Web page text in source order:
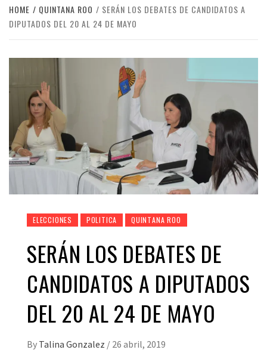
HOME QUINTANA ROO
SERÁN LOS DEBATES DE CANDIDATOS A
DIPUTADOS DEL 20 AL 24 DE MAYO
ELECCIONES POLITICA QUINTANA ROO
SERÁN LOS DEBATES DE
CANDIDATOS A DIPUTADOS
DEL 20 AL 24 DE MAYO
By Talina Gonzalez / 26 abril, 2019